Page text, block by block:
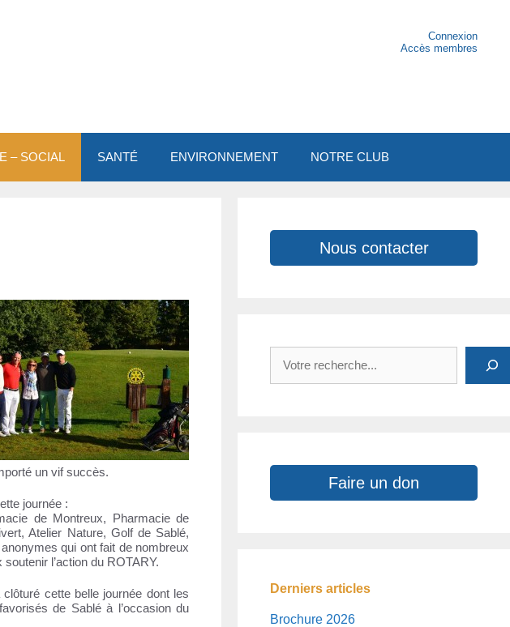
Connexion
Accès membres
– SOCIAL SANTÉ ENVIRONNEMENT NOTRE CLUB
un vif succès.
journée :
de Montreux, Pharmacie de
Atelier Nature, Golf de Sablé,
qui ont fait de nombreux
l’action du ROTARY.
cette belle journée dont les
de Sablé à l’occasion du
Nous contacter
Faire un don
Derniers articles
Brochure 2026